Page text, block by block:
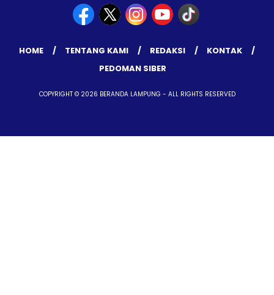
HOME TENTANG KAMI REDAKSI
KONTAK
PEDOMAN SIBER
COPYRIGHT © 2026 BERANDA LAMPUNG - ALL RIGHTS RESERVED